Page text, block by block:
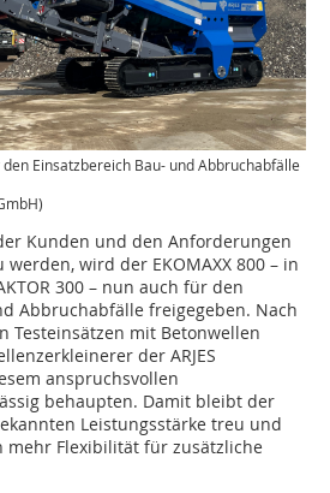
den Einsatzbereich Bau- und Abbruchabfälle
Kunden und den Anforderungen
wird der EKOMAXX 800 – in
300 – nun auch für den
Abbruchabfälle freigegeben. Nach
Testeinsätzen mit Betonwellen
der ARJES
anspruchsvollen
behaupten. Damit bleibt der
Leistungsstärke treu und
mehr Flexibilität für zusätzliche